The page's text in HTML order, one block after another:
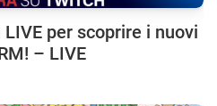
per scoprire i nuovi
– LIVE